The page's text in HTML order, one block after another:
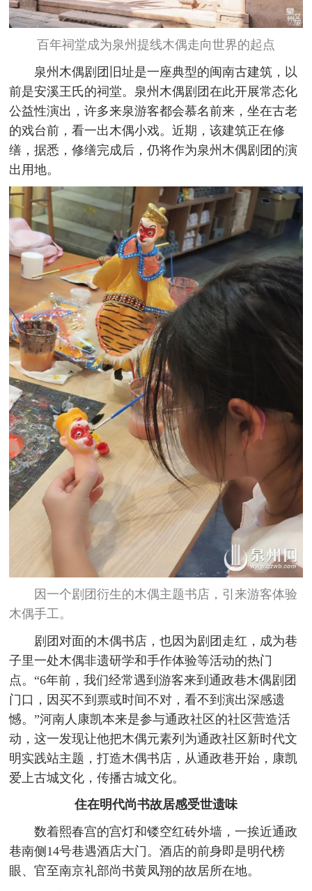
百年祠堂成为泉州提线木偶走向世界的起点
泉州木偶剧团旧址是一座典型的闽南古建筑，以
前是安溪王氏的祠堂。泉州木偶剧团在此开展常态化
公益性演出，许多来泉游客都会慕名前来，坐在古老
的戏台前，看一出木偶小戏。近期，该建筑正在修
缮，据悉，修缮完成后，仍将作为泉州木偶剧团的演
出用地。
因一个剧团衍生的木偶主题书店，引来游客体验
木偶手工。
剧团对面的木偶书店，也因为剧团走红，成为巷
子里一处木偶非遗研学和手作体验等活动的热门
点。“6年前，我们经常遇到游客来到通政巷木偶剧团
门口，因买不到票或时间不对，看不到演出深感遗
憾。”河南人康凯本来是参与通政社区的社区营造活
动，这一发现让他把木偶元素列为通政社区新时代文
明实践站主题，打造木偶书店，从通政巷开始，康凯
爱上古城文化，传播古城文化。
住在明代尚书故居感受世遗味
数着熙春宫的宫灯和镂空红砖外墙，一挨近通政
巷南侧14号巷遇酒店大门。酒店的前身即是明代榜
眼、官至南京礼部尚书黄凤翔的故居所在地。